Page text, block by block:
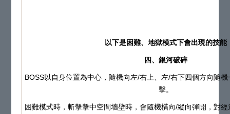
以下是困難、地獄模式下會出現的技能
四、銀河破碎
BOSS以自身位置為中心，隨機向左/右上、左/右下四個方向隨
擊。
困難模式時，斬擊擊中空間墻壁時，會隨機橫向/縱向彈開，對